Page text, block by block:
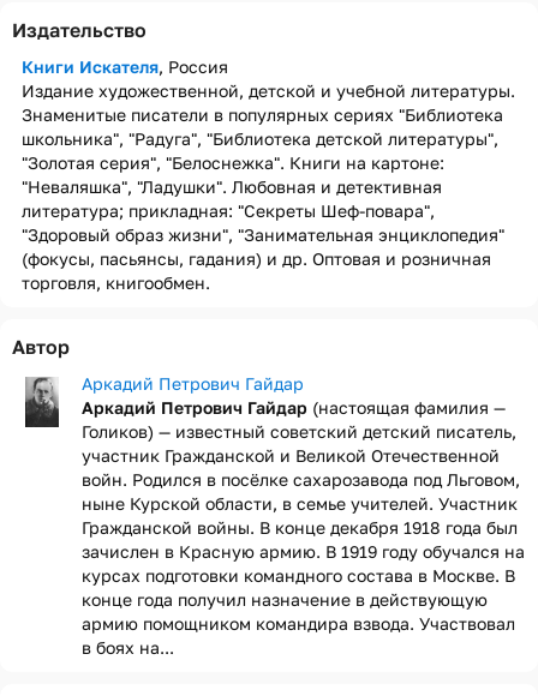
Издательство
Книги Искателя, Россия
Издание художественной, детской и учебной литературы.
Знаменитые писатели в популярных сериях "Библиотека
школьника", "Радуга", "Библиотека детской литературы",
"Золотая серия", "Белоснежка". Книги на картоне:
"Неваляшка", "Ладушки". Любовная и детективная
литература; прикладная: "Секреты Шеф-повара",
"Здоровый образ жизни", "Занимательная энциклопедия"
(фокусы, пасьянсы, гадания) и др. Оптовая и розничная
торговля, книгообмен.
Автор
Аркадий Петрович Гайдар
Аркадий Петрович Гайдар (настоящая фамилия —
Голиков) — известный советский детский писатель,
участник Гражданской и Великой Отечественной
войн. Родился в посёлке сахарозавода под Льговом,
ныне Курской области, в семье учителей. Участник
Гражданской войны. В конце декабря 1918 года был
зачислен в Красную армию. В 1919 году обучался на
курсах подготовки командного состава в Москве. В
конце года получил назначение в действующую
армию помощником командира взвода. Участвовал
в боях на...